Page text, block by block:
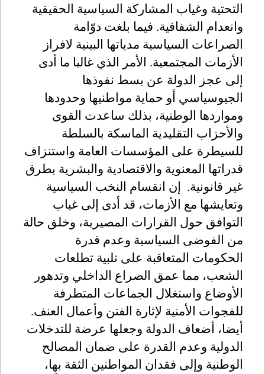
التحتية وغياب المشاركة السياسية الحقيقية
وانعدام الشفافية. فيما بلغت دوّامة
الصراعات السياسية مدياتها البينية لافراز
الأزمات المجتمعية. الأمر الذي غالبا ما أدى
إلى عجز الدولة عن بسط نفوذها
الجيوسياسي أو حماية مواطنيها وحدودها
ومواردها الوطنية، بذلك ساعدت القوى
والأحزاب التقليدية الماسكة بالسلطة
للسيطرة على المؤسسات العامة واستنزاف
قدراتها المعنوية والاقتصادية والبشرية بطرق
غير قانونية. إن انقسام النخب السياسية
وتعايشها مع الأزمات، قد أدى إلى غياب
التوافق حول القرارات المصيرية، وخلق حالة
من الفوضى السياسية وعدم قدرة
الحكومات المتعاقبة على تلبية تطلعات
الشعب، مما عمق الصراع الداخلي وتدهور
الأوضاع واستغلال الجماعات المتطرفة
للفجوات الأمنية لإثارة الفتن وأعمال العنف.
أيضا، أضعاف الدولة وجعلها عرضة للتدخلات
الدولية وعدم القدرة على ضمان المصالح
الوطنية وإلى فقدان المواطنين الثقة بها،